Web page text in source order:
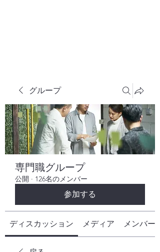
グループ
専門職グループ
公開 · 126名のメンバー
参加する
ディスカッション メディア メンバー